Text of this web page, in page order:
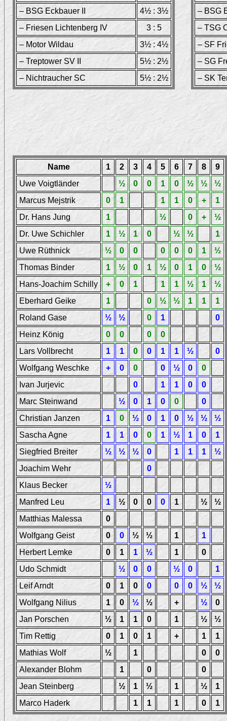
– BSG Eckbauer II
4½ : 3½
– Friesen Lichtenberg IV
3 : 5
– Motor Wildau
3½ : 4½
– Treptower SV II
5½ : 2½
– Nichtraucher SC
5½ : 2½
– BSG
– TSG
– SF
– SG
– SK
Name 1 2 3 4 5 6 7 8
9
Uwe Voigtländer
½ 0 0 1 0 ½ ½
½
Marcus Mejstrik
0 1 1 1 0 +
1
Dr. Hans Jung
1 ½ 0 +
½
Dr. Uwe Schichler
1 ½ 1 0 ½ ½
1
Uwe Rüthnick
½ 0 0 0 0 0 1
½
Thomas Binder
1 ½ 0 1 ½ 0 1 0
½
Hans-Joachim Schilly
+ 0 1 1 1 ½ 1
½
Eberhard Geike
1 0 ½ ½ 1 1
1
Roland Gase
½ ½ 0 1
0
Heinz König
0 0 0
0
Lars Vollbrecht
1 1 0 0 1 1 ½
0
Wolfgang Weschke
+ 0 0 0 ½ 0
0
Ivan Jurjevic
0 1 1 0
0
Marc Steinwand
½ 0 1 0 0
0
Christian Janzen
1 0 ½ 0 1 0 ½ ½
½
Sascha Agne
1 1 0 0 1 ½ 1 0
1
Siegfried Breiter
½ ½ ½ 0 1 1 1
½
Joachim Wehr
0
Klaus Becker
½
Manfred Leu
1 ½ 0 0 0 1 ½
½
Matthias Malessa
0
Wolfgang Geist
0 0 ½ ½ 1
1
Herbert Lemke
0 1 1 ½ 1
0
Udo Schmidt
½ 0 0 ½ 0
1
Leif Arndt
0 1 0 0 0 0 ½
½
Wolfgang Nilius
1 0 ½ ½ + ½
0
Jan Porschen
½ 1 1 0 1 ½
½
Tim Rettig
0 1 0 1 + 1
1
Mathias Wolf
½ 1 0
0
Alexander Blohm
1 0
0
Jean Steinberg
½ 1 ½ 1 ½
1
Marco Haderk
1 1 1 0 1